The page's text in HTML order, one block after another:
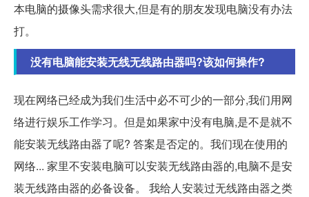
本电脑的摄像头需求很大,但是有的朋友发现电脑没有办法
打。
没有电脑能安装无线无线路由器吗?该如何操作?
现在网络已经成为我们生活中必不可少的一部分,我们用网
络进行娱乐工作学习。但是如果家中没有电脑,是不是就不
能安装无线路由器了呢? 答案是否定的。我们现在使用的
网络... 家里不安装电脑可以安装无线路由器的,电脑不是安
装无线路由器的必备设备。 我给人安装过无线路由器之类